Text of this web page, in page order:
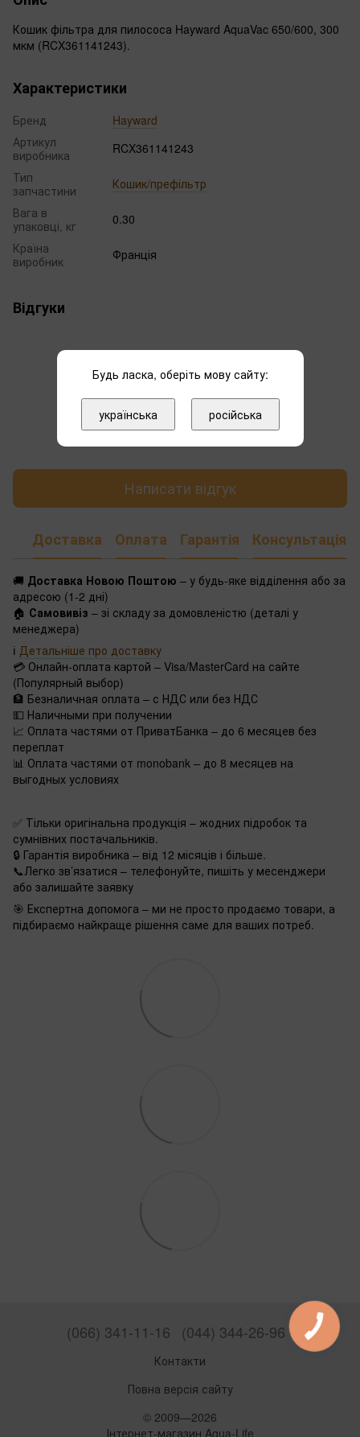
Кошик фільтра для пилососа Hayward AquaVac 650/600, 300
мкм (RCX361141243).
Характеристики
Бренд
Hayward
Артикул
виробника
RCX361141243
Тип
запчастини
Кошик/префільтр
Вага в
упаковці, кг
0.30
Країна
виробник
Франція
Відгуки
Додайте перший відгук
Написати відгук
Доставка Оплата Гарантія Консультація
🚚 Доставка Новою Поштою – у будь-яке відділення або за
адресою (1-2 дні)
🏠 Самовивіз – зі складу за домовленістю (деталі у
менеджера)
ℹ️ Детальніше про доставку
💳 Онлайн-оплата картой – Visa/MasterCard на сайте
(Популярный выбор)
🏦 Безналичная оплата – с НДС или без НДС
💵 Наличными при получении
📈 Оплата частями от ПриватБанка – до 6 месяцев без
переплат
📊 Оплата частями от monobank – до 8 месяцев на
выгодных условиях
✅ Тільки оригінальна продукція – жодних підробок та
сумнівних постачальників.
🔒 Гарантія виробника – від 12 місяців і більше.
📞Легко зв’язатися – телефонуйте, пишіть у месенджери
або залишайте заявку
🎯 Експертна допомога – ми не просто продаємо товари, а
підбираємо найкраще рішення саме для ваших потреб.
(066) 341-11-16 (044) 344-26-96
Контакти
Повна версія сайту
© 2009—2026
Інтернет-магазин Aqua-Life
Будь ласка, оберіть мову сайту:
українська російська